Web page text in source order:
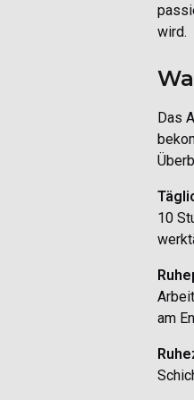
wird.
Das
10
am